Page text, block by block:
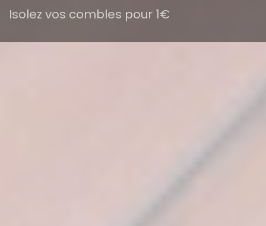
Isolez vos combles pour 1€